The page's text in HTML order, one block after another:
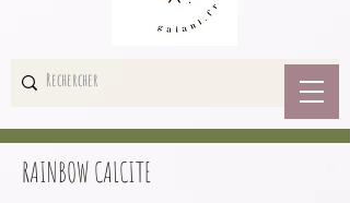
RAINBOW CALCITE